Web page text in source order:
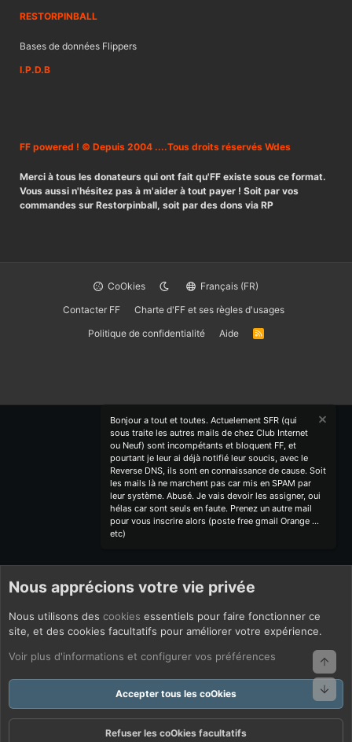
RESTORPINBALL
Bases de données Flippers
I.P.D.B
FF powered ! © Depuis 2004 ....Tous droits réservés Wdes
Merci à tous les donateurs qui ont fait qu'FF existe sous ce format.
Vous aussi n'hésitez pas à m'aider à tout payer ! Soit par vos
commandes sur Restorpinball, soit par des dons via RP
CoOkies
Français (FR)
Contacter FF
Charte d'FF et ses règles d'usages
Politique de confidentialité
Aide
R
Bonjour a tout et toutes. Actuelement SFR (qui
sous traite les autres mails de chez Club Internet
ou Neuf) sont incompétants et bloquent FF, et
pourtant je leur ai déjà notifié leur soucis, avec le
Reverse DNS, ils sont en connaissance de cause. Soit
les mails là ne marchent pas car mis en SPAM par
leur système. Abusé. Je vais devoir les assigner, oui
hélas car sont seuls en faute. Prenez un autre mail
pour vous inscrire alors (poste free gmail Orange ...
etc)
Nous apprécions votre vie privée
Nous utilisons des cookies essentiels pour faire fonctionner ce
site, et des cookies facultatifs pour améliorer votre expérience.
Voir plus d'informations et configurer vos préférences
Accepter tous les coOkies
Refuser les coOkies facultatifs